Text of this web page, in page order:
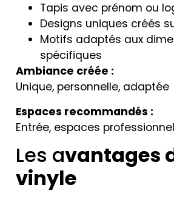
Tapis avec prénom ou
Designs uniques créés
Motifs adaptés aux
spécifiques
Ambiance créée :
Unique, personnelle, adaptée
Espaces recommandés :
Entrée, espaces
Les avantages
vinyle